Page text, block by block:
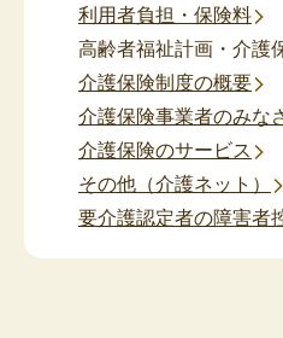
利用者負担・保険料
高齢者福祉計画・介護
介護保険制度の概要
介護保険事業者のみな
介護保険のサービス
その他（介護ネット）
要介護認定者の障害者